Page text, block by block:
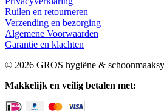
Ruilen en retourneren
Verzending en bezorging
Algemene Voorwaarden
Garantie en klachten
© 2026 GROS hygiëne &
Makkelijk en veilig betalen met: